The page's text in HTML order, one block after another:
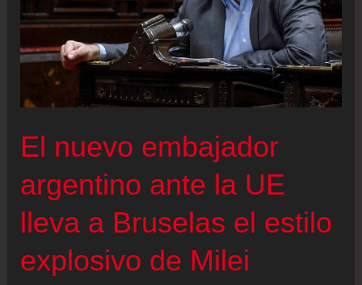
El nuevo embajador
argentino ante la UE
lleva a Bruselas el estilo
explosivo de Milei